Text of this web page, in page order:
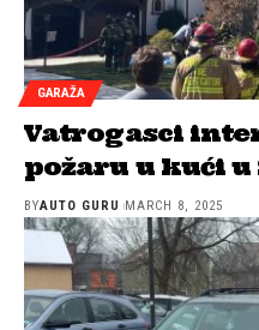
GARAŽA
Vatrogasci
požaru u kući
BYAUTO GURU MARCH 8, 2025